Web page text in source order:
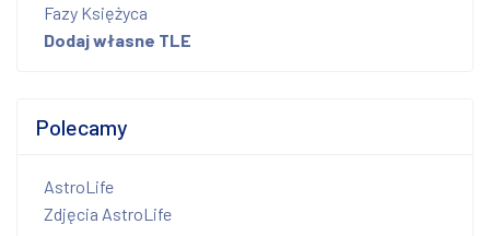
Fazy Księżyca
Dodaj własne TLE
Polecamy
AstroLife
Zdjęcia AstroLife